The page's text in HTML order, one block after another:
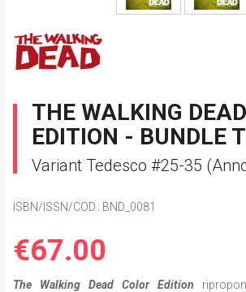
THE WALKING
EDITION - BUNDLE
Variant Tedesco #25-35
ISBN/ISSN/COD.: BND_0081
€67.00
The Walking Dead Color Edition